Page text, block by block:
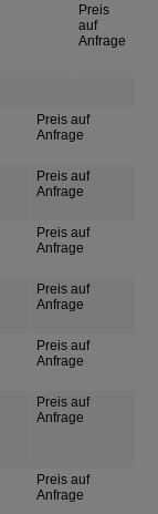
Preis
auf
Anfrage
Preis auf
Anfrage
Preis auf
Anfrage
Preis auf
Anfrage
Preis auf
Anfrage
Preis auf
Anfrage
Preis auf
Anfrage
Preis auf
Anfrage